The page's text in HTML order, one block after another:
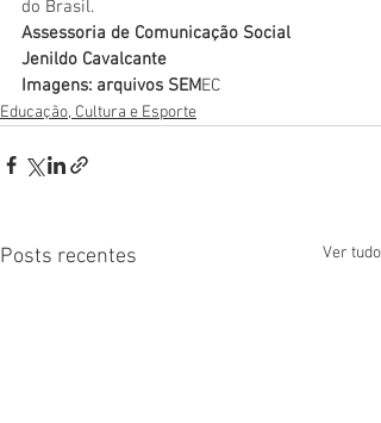
do Brasil.
Assessoria de Comunicação Social
Jenildo Cavalcante
Imagens: arquivos SEMEC
Educação, Cultura e Esporte
Posts recentes Ver tudo